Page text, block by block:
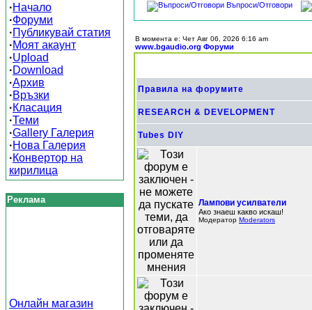
·Начало
·Форуми
·Публикувай статия
·Моят акаунт
·Upload
·Download
·Архив
·Връзки
·Класация
·Теми
·Gallery Галерия
·Нова Галерия
·Конвертор на
кирилица
Реклама
Онлайн магазин
Въпроси/Отговори
В момента е: Чет Авг 06, 2026 6:16 am
www.bgaudio.org Форуми
Правила на форумите
RESEARCH & DEVELOPMENT
Tubes DIY
Лампови усилватели
Ако знаеш какво искаш!
Модератор Moderators